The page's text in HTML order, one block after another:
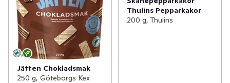
Jätten Chokladsmak
250 g, Göteborgs Kex
Thulins Pepparkakor
200 g, Thulins